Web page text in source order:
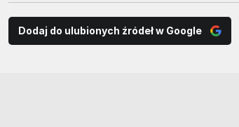
Dodaj do ulubionych źródeł w Google